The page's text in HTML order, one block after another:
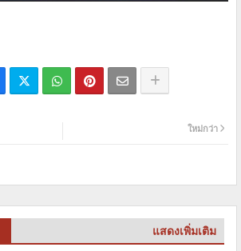
ใหม่กว่า
แสดงเพิ่มเติม